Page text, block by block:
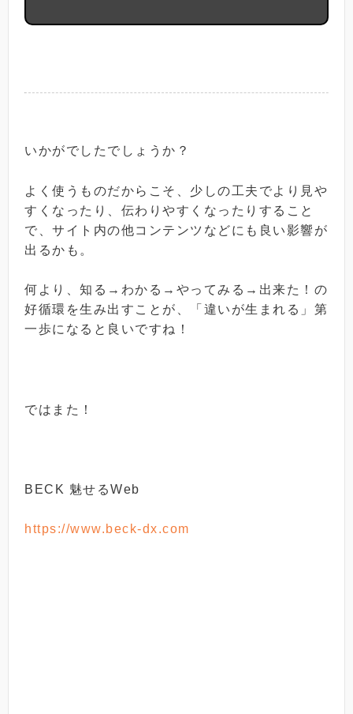
いかがでしたでしょうか？
よく使うものだからこそ、少しの工夫でより見や
すくなったり、伝わりやすくなったりすること
で、サイト内の他コンテンツなどにも良い影響が
出るかも。
何より、知る→わかる→やってみる→出来た！の
好循環を生み出すことが、「違いが生まれる」第
一歩になると良いですね！
ではまた！
BECK 魅せるWeb
https://www.beck-dx.com